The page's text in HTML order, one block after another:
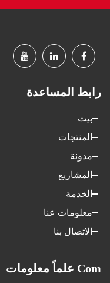
رابط المساعدة
بيت
المنتجات
مدونة
المشاريع
الخدمة
معلومات عنا
الاتصال بنا
Com علماً معلومات